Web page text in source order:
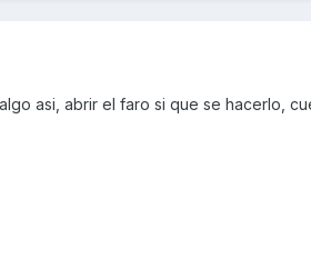
asi, abrir el faro si que se hacerlo,